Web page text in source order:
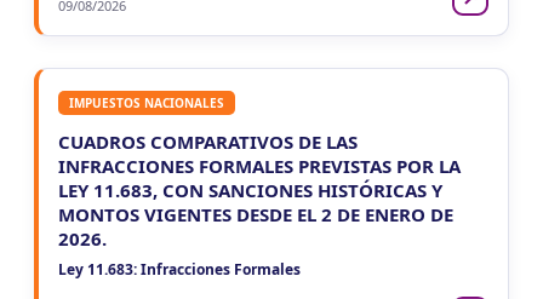
09/08/2026
IMPUESTOS NACIONALES
CUADROS COMPARATIVOS DE LAS
INFRACCIONES FORMALES PREVISTAS POR LA
LEY 11.683, CON SANCIONES HISTÓRICAS Y
MONTOS VIGENTES DESDE EL 2 DE ENERO DE
2026.
Ley 11.683: Infracciones Formales